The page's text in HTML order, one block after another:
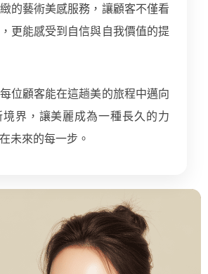
的藝術美感服務，讓顧客不僅看
更能感受到自信與自我價值的提
位顧客能在這趟美的旅程中邁向
界，讓美麗成為一種長久的力
未來的每一步。